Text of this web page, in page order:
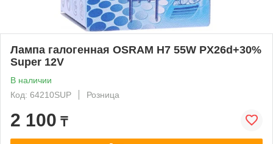
Лампа галогенная OSRAM H7 55W PX26d+30%
Super 12V
В наличии
Код: 64210SUP
Розница
2 100 ₸